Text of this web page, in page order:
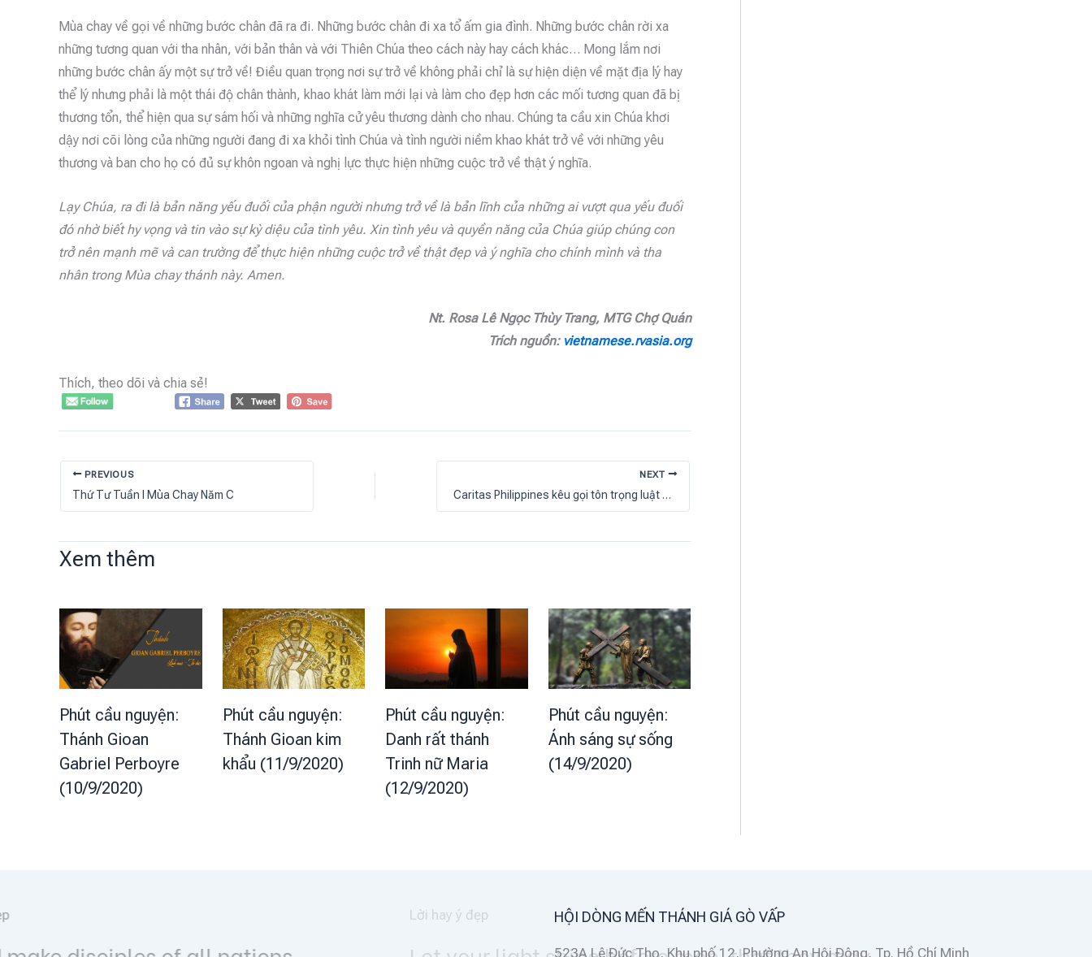
Mùa chay về gọi về những bước chân đã ra đi. Những bước chân đi xa tổ ấm gia đình. Những bước chân rời xa
những tương quan với tha nhân, với bản thân và với Thiên Chúa theo cách này hay cách khác… Mong lắm nơi
những bước chân ấy một sự trở về! Điều quan trọng nơi sự trở về không phải chỉ là sự hiện diện về mặt địa lý hay
thể lý nhưng phải là một thái độ chân thành, khao khát làm mới lại và làm cho đẹp hơn các mối tương quan đã bị
thương tổn, thể hiện qua sự sám hối và những nghĩa cử yêu thương dành cho nhau. Chúng ta cầu xin Chúa khơi
dậy nơi cõi lòng của những người đang đi xa khỏi tình Chúa và tình người niềm khao khát trở về với những yêu
thương và ban cho họ có đủ sự khôn ngoan và nghị lực thực hiện những cuộc trở về thật ý nghĩa.
Lạy Chúa, ra đi là bản năng yếu đuối của phận người nhưng trở về là bản lĩnh của những ai vượt qua yếu đuối
đó nhờ biết hy vọng và tin vào sự kỳ diệu của tình yêu. Xin tình yêu và quyền năng của Chúa giúp chúng con
trở nên mạnh mẽ và can trường để thực hiện những cuộc trở về thật đẹp và ý nghĩa cho chính mình và tha
nhân trong Mùa chay thánh này. Amen.
Nt. Rosa Lê Ngọc Thùy Trang, MTG Chợ Quán
Trích nguồn: vietnamese.rvasia.org
Thích, theo dõi và chia sẻ!
PREVIOUS
Thứ Tư Tuần I Mùa Chay Năm C
NEXT
Caritas Philippines kêu gọi tôn trọng luật pháp trong vụ bắt giữ cựu tổng thống
Xem thêm
Phút cầu nguyện:
Thánh Gioan
Gabriel Perboyre
(10/9/2020)
Phút cầu nguyện:
Thánh Gioan kim
khẩu (11/9/2020)
Phút cầu nguyện:
Danh rất thánh
Trinh nữ Maria
(12/9/2020)
Phút cầu nguyện:
Ánh sáng sự sống
(14/9/2020)
HỘI DÒNG MẾN THÁNH GIÁ GÒ VẤP
523A Lê Đức Thọ, Khu phố 12, Phường An Hội Đông, Tp. Hồ Chí Minh